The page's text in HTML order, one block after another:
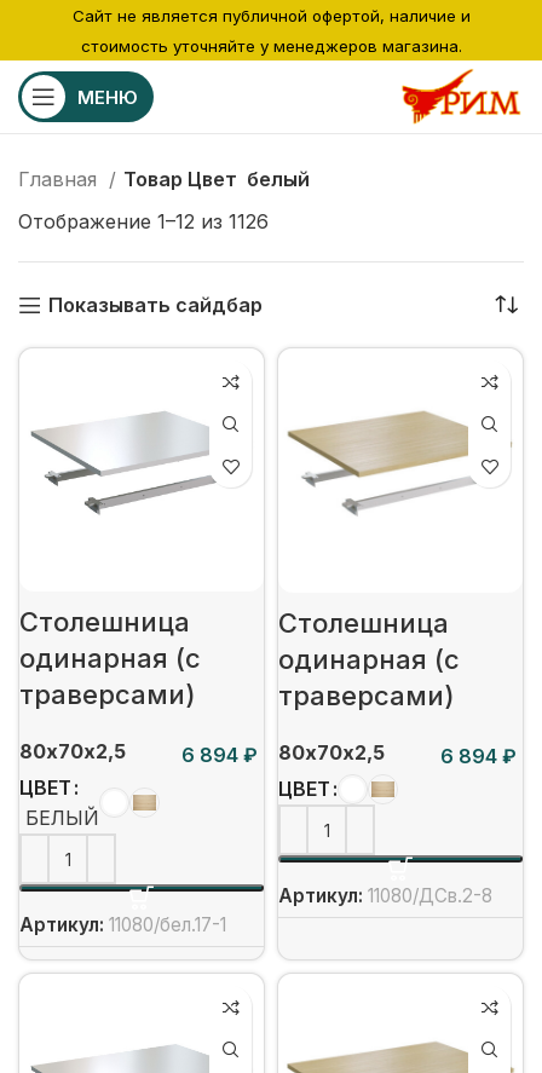
МЕНЮ
Главная Товар Цвет белый
Отображение 1–12 из 1126
Показывать сайдбар
Столешница
одинарная (с
траверсами)
80х70х2,5
₽
ЦВЕТ
БЕЛЫЙ
Артикул: 11080/бел.17-1
Столешница
одинарная (с
траверсами)
80х70х2,5
₽
ЦВЕТ
Артикул: 11080/ДСв.2-8
Сайт не является публичной офертой, наличие и
стоимость уточняйте у менеджеров магазина.